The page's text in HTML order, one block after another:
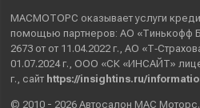
МАСМОТОРС оказывает услуги
помощью партнеров: АО «Тинькофф
2673 от от 11.04.2022 г., АО
01.07.2024 г., ООО «СК «ИНСАЙТ»
г., сайт https://insightins.ru/
© 2010 - 2026 Автосалон МАС Моторс.